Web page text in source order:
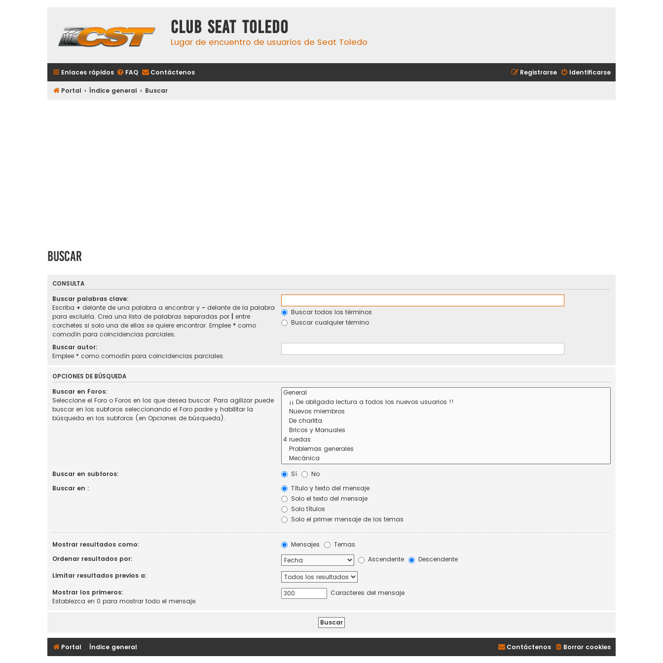
Club Seat Toledo
Lugar de encuentro de usuarios de Seat Toledo
Enlaces rápidos FAQ Contáctenos Identificarse
Registrarse
Portal Índice general Buscar
Buscar
CONSULTA
Buscar palabras clave:
Escriba + delante de una palabra a encontrar y - delante de la palabra
para excluirla. Crea una lista de palabras separadas por
entre
corchetes si solo una de ellas se quiere encontrar. Emplee * como
comodín para coincidencias parciales.
Buscar todos los términos
Buscar cualquier término
Buscar autor:
Emplee * como comodín para coincidencias parciales.
OPCIONES DE BÚSQUEDA
Buscar en Foros:
Seleccione el Foro o Foros en los que desea buscar. Para agilizar puede
buscar en los subforos seleccionando el Foro padre y habilitar la
búsqueda en los subforos (en Opciones de búsqueda).
Buscar en subforos: Sí
No
Buscar en :
Título y texto del mensaje
Solo el texto del mensaje
Solo títulos
Solo el primer mensaje de los temas
Mostrar resultados como: Mensajes
Temas
Ordenar resultados por:
Ascendente
Descendente
Limitar resultados previos a:
Mostrar los primeros:
Establezca en 0 para mostrar todo el mensaje.
Caracteres del mensaje
Portal Índice general Borrar cookies
Contáctenos